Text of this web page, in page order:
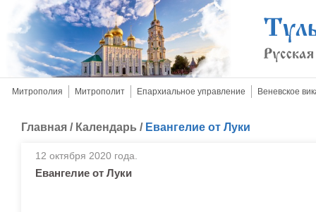
Митрополия Митрополит Епархиальное управление Веневское
Главная / Календарь / Евангелие от Луки
12 октября 2020 года.
Евангелие от Луки